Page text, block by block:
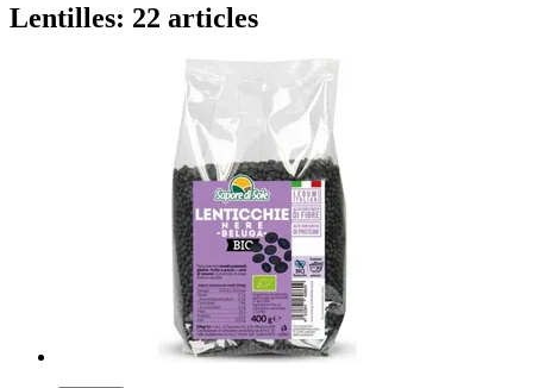
Lentilles: 22 articles